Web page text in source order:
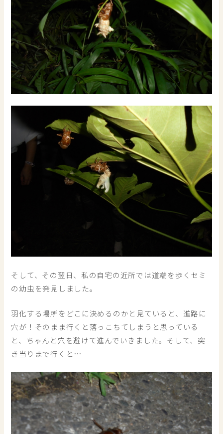
そして、その翌日、私の自宅の近所では道端を歩くセミ
の幼虫を発見しました。
羽化する場所をどこに決めるのかと見ていると、進路に
穴が！そのまま行くと落っこちてしまうと思っている
と、ちゃんと穴を避けて進んでいきました。そして、突
き当りまで行くと…